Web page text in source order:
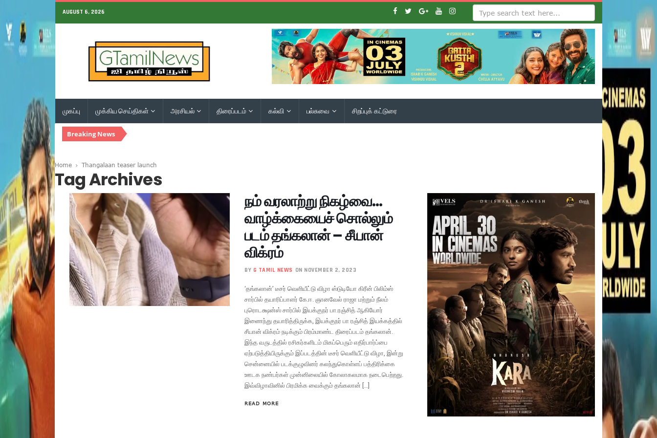
AUGUST 6, 2026
முகப்பு முக்கிய செய்திகள் அரசியல் திரைப்படம் கல்வி பல்சுவை சிறப்புக் கட்டுரை
Breaking News
Home Thangalaan teaser launch
Tag Archives
நம் வரலாற்று நிகழ்வை…
வாழ்க்கையைச் சொல்லும்
படம் தங்கலான் – சீயான்
விக்ரம்
BY G TAMIL NEWS ON NOVEMBER 2, 2023
‘தங்கலான்’ டீசர் வெளியீட்டு விழா ஸ்டுடியோ கிரீன் பிலிம்ஸ்
சார்பில் தயாரிப்பாளர் கே.ஈ. ஞானவேல் ராஜா மற்றும் நீலம்
புரொடக்ஷன்ஸ் சார்பில் இயக்குநர் பா.ரஞ்சித் ஆகியோர்
இணைந்து தயாரித்திருக்க, இயக்குநர் பா ரஞ்சித் இயக்கத்தில்
சீயான் விக்ரம் நடிக்கும் பிரம்மாண்ட திரைப்படம் தங்கலான்.
இந்த வருடத்தில் ரசிகர்களிடம் மிகப்பெரும் எதிர்பார்ப்பை
ஏற்படுத்தியிருக்கும் இப்படத்தின் டீசர் வெளியீட்டு விழா, இன்று
சென்னையில் படக்குழுவினர் கலந்துகொள்ளப் பத்திரிக்கை
ஊடக நண்பர்கள் முன்னிலையில் கோலாகலமாக நடைபெற்றது.
இவ்விழாவினில் பிரமிக்க வைக்கும் தங்கலான் […]
READ MORE